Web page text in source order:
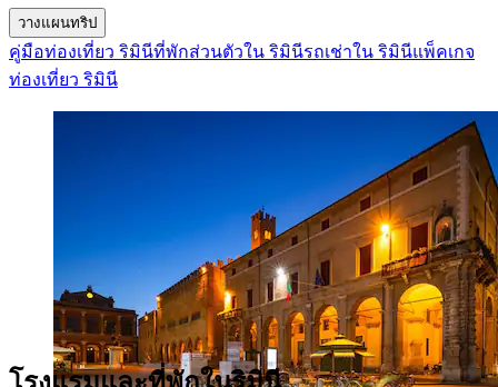
วางแผนทริป
คู่มือท่องเที่ยว ริมินีที่พักส่วนตัวใน ริมินีรถเช่าใน ริมินีแพ็คเกจ
ท่องเที่ยว ริมินี